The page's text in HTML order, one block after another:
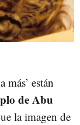
están
de Abu
la imagen de